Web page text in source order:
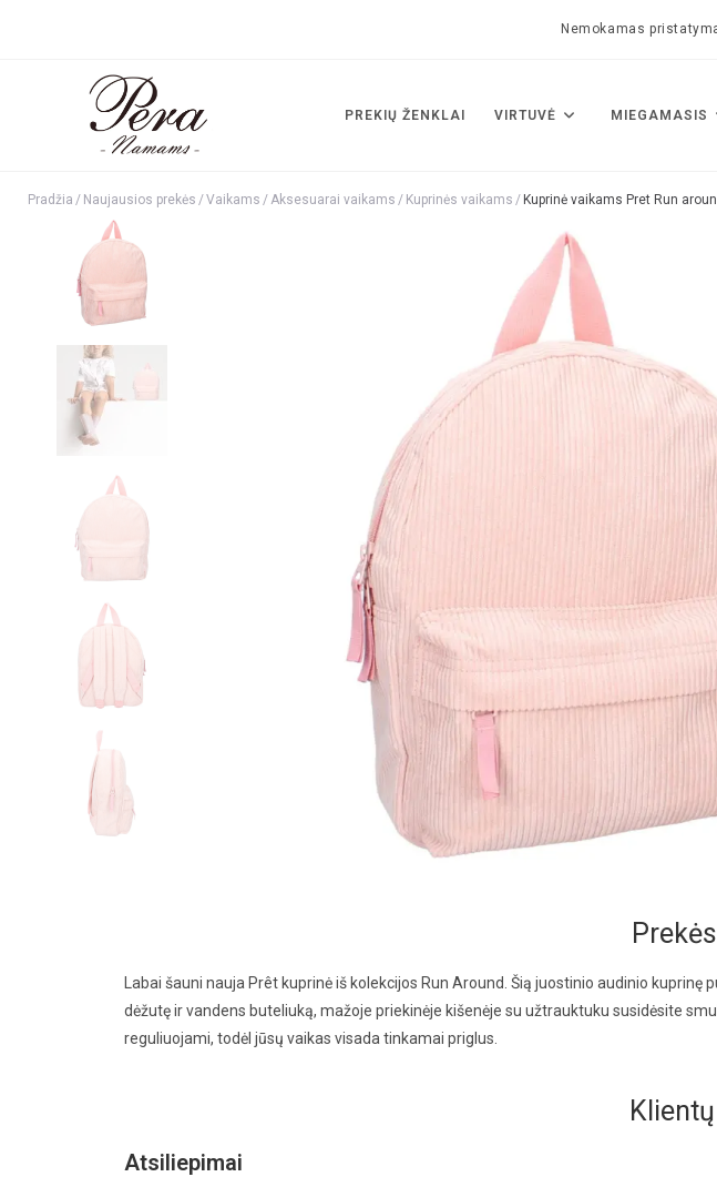
Nemokamas
PREKIŲ ŽENKLAI VIRTUVĖ MIEGAMASIS
Pradžia / Naujausios prekės /Vaikams / Aksesuarai vaikams / Kuprinės vaikams / Kuprinė vaikams Pret Run
Labai šauni nauja Prêt kuprinė iš kolekcijos Run Around. Šią juostinio audinio
dėžutę ir vandens buteliuką, mažoje priekinėje kišenėje su užtrauktuku susidėsite
reguliuojami, todėl jūsų vaikas visada tinkamai priglus.
Atsiliepimai